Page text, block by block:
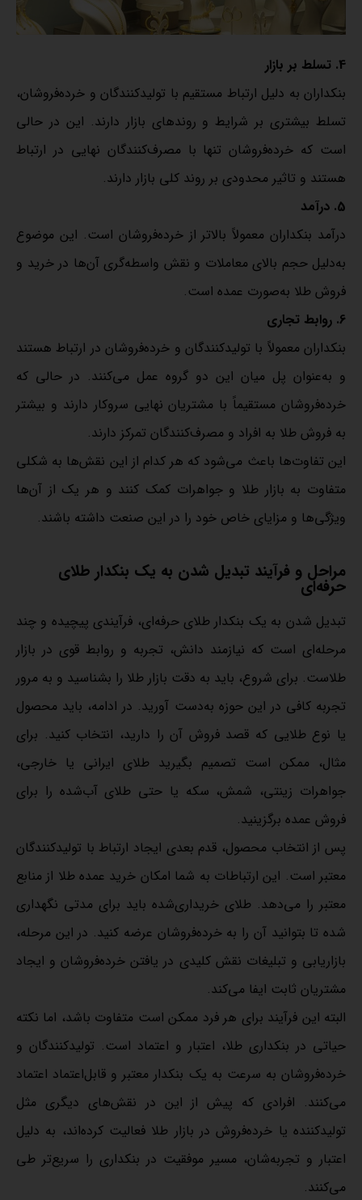
4. تسلط بر بازار
بنکداران به دلیل ارتباط مستقیم با تولیدکنندگان و خرده‌فروشان،
تسلط بیشتری بر شرایط و روندهای بازار دارند. این در حالی
است که خرده‌فروشان تنها با مصرف‌کنندگان نهایی در ارتباط
هستند و تاثیر محدودی بر روند کلی بازار دارند.
5. درآمد
درآمد بنکداران معمولاً بالاتر از خرده‌فروشان است. این موضوع
به‌دلیل حجم بالای معاملات و نقش واسطه‌گری آن‌ها در خرید و
فروش طلا به‌صورت عمده است.
6. روابط تجاری
بنکداران معمولاً با تولیدکنندگان و خرده‌فروشان در ارتباط هستند
و به‌عنوان پل میان این دو گروه عمل می‌کنند. در حالی که
خرده‌فروشان مستقیماً با مشتریان نهایی سروکار دارند و بیشتر
به فروش طلا به افراد و مصرف‌کنندگان تمرکز دارند.
این تفاوت‌ها باعث می‌شود که هر کدام از این نقش‌ها به شکلی
متفاوت به بازار طلا و جواهرات کمک کنند و هر یک از آن‌ها
ویژگی‌ها و مزایای خاص خود را در این صنعت داشته باشند.
مراحل و فرآیند تبدیل شدن به یک بنکدار طلای
حرفه‌ای
تبدیل شدن به یک بنکدار طلای حرفه‌ای، فرآیندی پیچیده و چند
مرحله‌ای است که نیازمند دانش، تجربه و روابط قوی در بازار
طلاست. برای شروع، باید به دقت بازار طلا را بشناسید و به مرور
تجربه کافی در این حوزه به‌دست آورید. در ادامه، باید محصول
یا نوع طلایی که قصد فروش آن را دارید، انتخاب کنید. برای
مثال، ممکن است تصمیم بگیرید طلای ایرانی یا خارجی،
جواهرات زینتی، شمش، سکه یا حتی طلای آب‌شده را برای
فروش عمده برگزینید.
پس از انتخاب محصول، قدم بعدی ایجاد ارتباط با تولیدکنندگان
معتبر است. این ارتباطات به شما امکان خرید عمده طلا از منابع
معتبر را می‌دهد. طلای خریداری‌شده باید برای مدتی نگهداری
شده تا بتوانید آن را به خرده‌فروشان عرضه کنید. در این مرحله،
بازاریابی و تبلیغات نقش کلیدی در یافتن خرده‌فروشان و ایجاد
مشتریان ثابت ایفا می‌کند.
البته این فرآیند برای هر فرد ممکن است متفاوت باشد، اما نکته
حیاتی در بنکداری طلا، اعتبار و اعتماد است. تولیدکنندگان و
خرده‌فروشان به سرعت به یک بنکدار معتبر و قابل‌اعتماد اعتماد
می‌کنند. افرادی که پیش از این در نقش‌های دیگری مثل
تولیدکننده یا خرده‌فروش در بازار طلا فعالیت کرده‌اند، به دلیل
اعتبار و تجربه‌شان، مسیر موفقیت در بنکداری را سریع‌تر طی
می‌کنند.